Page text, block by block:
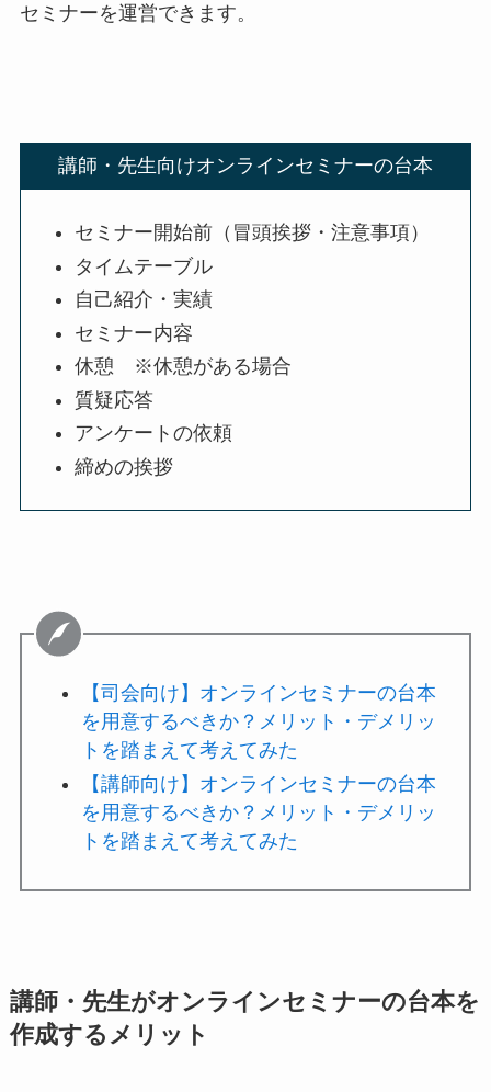
セミナーを運営できます。
講師・先生向けオンラインセミナーの台本
セミナー開始前（冒頭挨拶・注意事項）
タイムテーブル
自己紹介・実績
セミナー内容
休憩 ※休憩がある場合
質疑応答
アンケートの依頼
締めの挨拶
【司会向け】オンラインセミナーの台本
を用意するべきか？メリット・デメリッ
トを踏まえて考えてみた
【講師向け】オンラインセミナーの台本
を用意するべきか？メリット・デメリッ
トを踏まえて考えてみた
講師・先生がオンラインセミナーの台本を
作成するメリット